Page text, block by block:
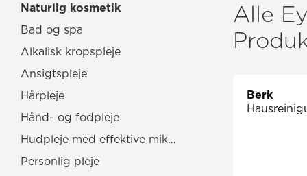
Naturlig kosmetik
Bad og spa
Alkalisk kropspleje
Ansigtspleje
Hårpleje
Hånd- og fodpleje
Hudpleje med effektive mikroorganismer
Personlig pleje
Alle
Berk